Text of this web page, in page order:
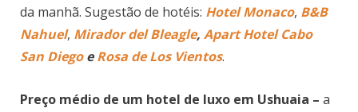
da manhã. Sugestão de hotéis: Hotel Monaco, B&B
Nahuel, Mirador del Bleagle, Apart Hotel Cabo
San DiegoeRosa de Los Vientos.
Preço médio de um hotel de luxo em Ushuaia – a